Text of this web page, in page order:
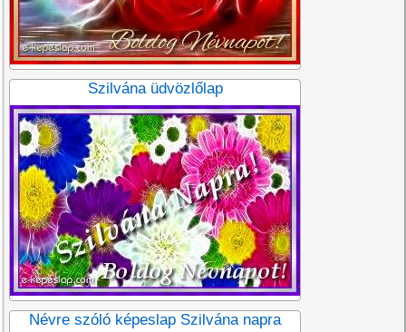
Szilvána üdvözlőlap
Névre szóló képeslap Szilvána napra